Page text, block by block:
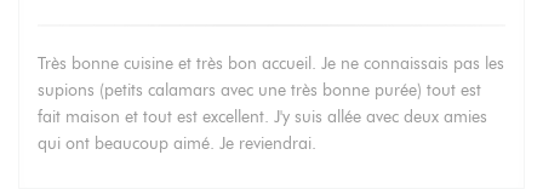
Très bonne cuisine et très bon accueil. Je ne connaissais pas les
supions (petits calamars avec une très bonne purée) tout est
fait maison et tout est excellent. J'y suis allée avec deux amies
qui ont beaucoup aimé. Je reviendrai.